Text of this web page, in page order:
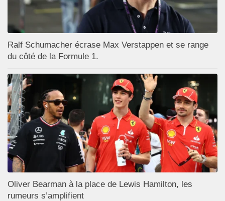
Ralf Schumacher écrase Max Verstappen et se range
du côté de la Formule 1.
Oliver Bearman à la place de Lewis Hamilton, les
rumeurs s’amplifient